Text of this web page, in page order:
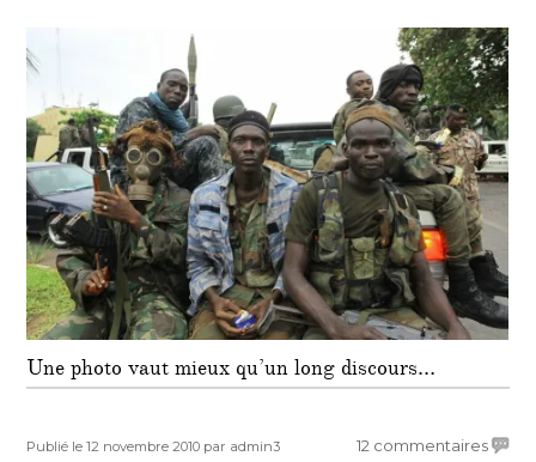
trafic
d’or
des
mines
du
nord
et
par
l’ONU
et
la
Une photo vaut mieux qu’un long discours…
Publié
Publié le 12 novembre 2010 Auteur
par admin3 12 commentairessur